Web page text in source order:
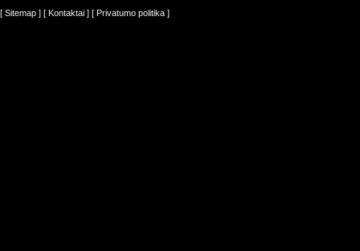
[ Sitemap ] [ Kontaktai ] [ Privatumo politika ]